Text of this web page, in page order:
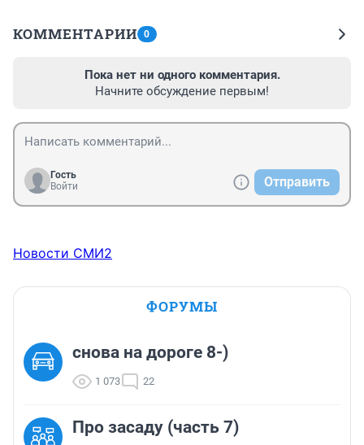
КОММЕНТАРИИ 0
Пока нет ни одного комментария.
Начните обсуждение первым!
Гость
Войти
Отправить
Новости СМИ2
ФОРУМЫ
снова на дороге 8-)
1 073 22
Про засаду (часть 7)